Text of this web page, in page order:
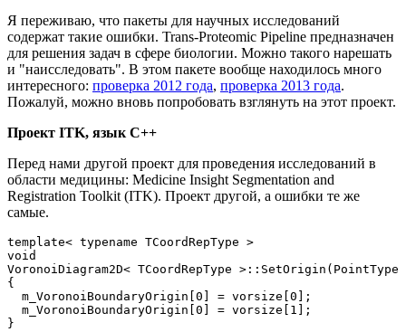
Я переживаю, что пакеты для научных исследований
содержат такие ошибки. Trans-Proteomic Pipeline предназначен
для решения задач в сфере биологии. Можно такого нарешать
и "наисследовать". В этом пакете вообще находилось много
интересного: проверка 2012 года, проверка 2013 года.
Пожалуй, можно вновь попробовать взглянуть на этот проект.
Проект ITK, язык C++
Перед нами другой проект для проведения исследований в
области медицины: Medicine Insight Segmentation and
Registration Toolkit (ITK). Проект другой, а ошибки те же
самые.
template< typename TCoordRepType >
void
VoronoiDiagram2D< TCoordRepType
{
  m_VoronoiBoundaryOrigin[0] = vorsize[0];
  m_VoronoiBoundaryOrigin[0] = vorsize[1];
}